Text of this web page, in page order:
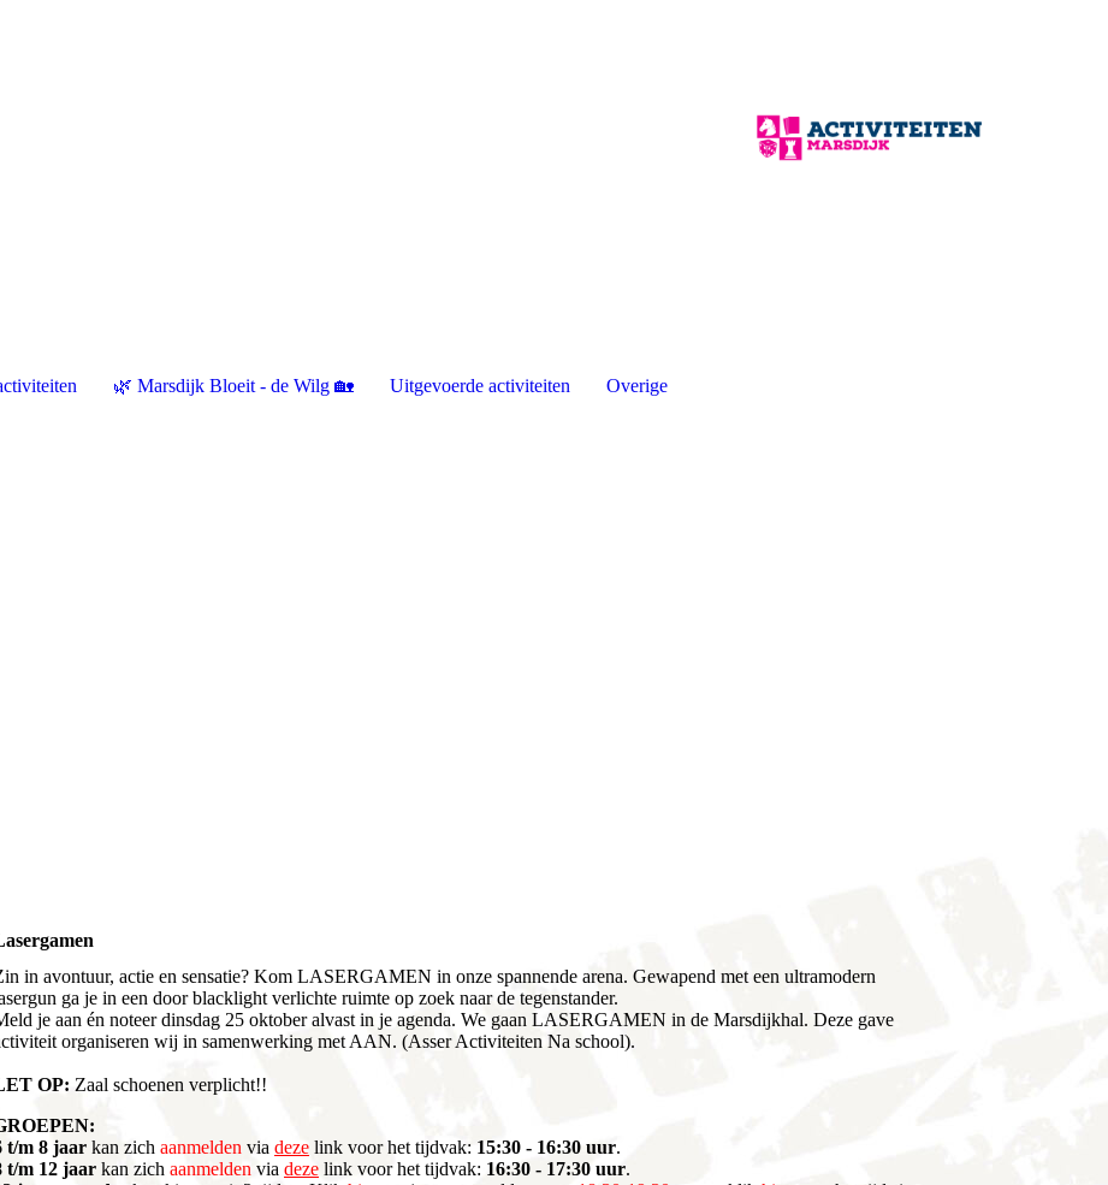
🌿 Marsdijk Bloeit - de Wilg 🏡 Uitgevoerde activiteiten Overige
in avontuur, actie en sensatie? Kom LASERGAMEN in onze spannende arena. Gewapend met een ultramodern
ga je in een door blacklight verlichte ruimte op zoek naar de tegenstander.
je aan én noteer dinsdag 25 oktober alvast in je agenda. We gaan LASERGAMEN in de Marsdijkhal. Deze gave
organiseren wij in samenwerking met AAN. (Asser Activiteiten Na school).
OP: Zaal schoenen verplicht!!
t/m 8 jaar kan zich aanmelden via deze link voor het tijdvak: 15:30 - 16:30 uur.
t/m 12 jaar kan zich aanmelden via deze link voor het tijdvak: 16:30 - 17:30 uur.